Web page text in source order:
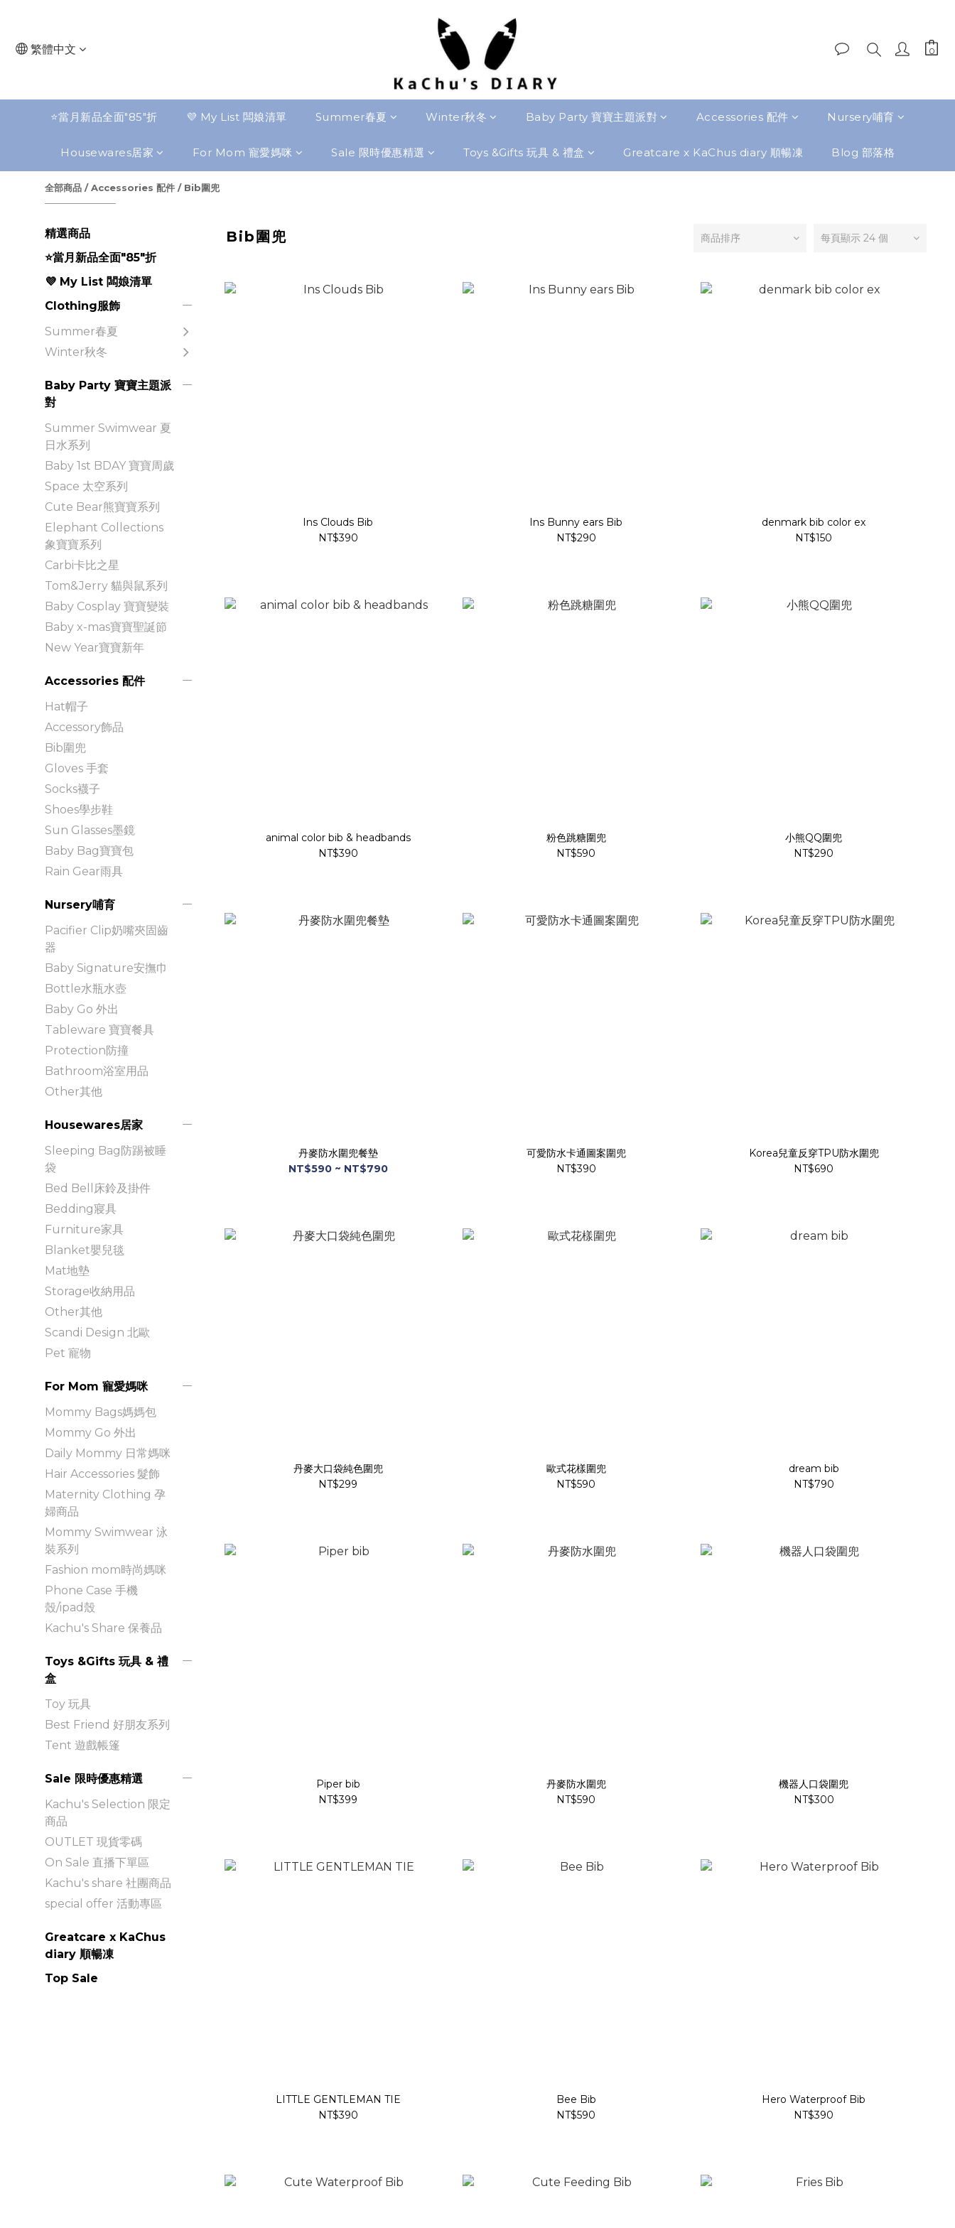
繁體中文
⭐️當月新品全面"85"折 💜 My List 闆娘清單 Summer春夏 Winter秋冬 Baby Party 寶寶主題派對 Accessories 配件 Nursery哺育
Housewares居家 For Mom 寵愛媽咪 Sale 限時優惠精選 Toys &Gifts 玩具 & 禮盒 Greatcare x KaChus diary 順暢凍 Blog 部落格
全部商品 /Accessories 配件 / Bib圍兜
精選商品
⭐️當月新品全面"85"折
💜 My List 闆娘清單
Clothing服飾
Summer春夏
Winter秋冬
Baby Party 寶寶主題派
對
Summer Swimwear 夏
日水系列
Baby 1st BDAY 寶寶周歲
Space 太空系列
Cute Bear熊寶寶系列
Elephant Collections
象寶寶系列
Carbi卡比之星
Tom&Jerry 貓與鼠系列
Baby Cosplay 寶寶變裝
Baby x-mas寶寶聖誕節
New Year寶寶新年
Accessories 配件
Hat帽子
Accessory飾品
Bib圍兜
Gloves 手套
Socks襪子
Shoes學步鞋
Sun Glasses墨鏡
Baby Bag寶寶包
Rain Gear雨具
Nursery哺育
Pacifier Clip奶嘴夾固齒
器
Baby Signature安撫巾
Bottle水瓶水壺
Baby Go 外出
Tableware 寶寶餐具
Protection防撞
Bathroom浴室用品
Other其他
Housewares居家
Sleeping Bag防踢被睡
袋
Bed Bell床鈴及掛件
Bedding寢具
Furniture家具
Blanket嬰兒毯
Mat地墊
Storage收納用品
Other其他
Scandi Design 北歐
Pet 寵物
For Mom 寵愛媽咪
Mommy Bags媽媽包
Mommy Go 外出
Daily Mommy 日常媽咪
Hair Accessories 髮飾
Maternity Clothing 孕
婦商品
Mommy Swimwear 泳
裝系列
Fashion mom時尚媽咪
Phone Case 手機
殼/ipad殼
Kachu's Share 保養品
Toys &Gifts 玩具 & 禮
盒
Toy 玩具
Best Friend 好朋友系列
Tent 遊戲帳篷
Sale 限時優惠精選
Kachu's Selection 限定
商品
OUTLET 現貨零碼
On Sale 直播下單區
Kachu's share 社團商品
special offer 活動專區
Greatcare x KaChus
diary 順暢凍
Top Sale
Bib圍兜 商品排序 每頁顯示 24 個
Ins Clouds Bib
NT$390
Ins Bunny ears Bib
NT$290
denmark bib color ex
NT$150
animal color bib & headbands
NT$390
粉色跳糖圍兜
NT$590
小熊QQ圍兜
NT$290
丹麥防水圍兜餐墊
NT$590 ~ NT$790
可愛防水卡通圖案圍兜
NT$390
Korea兒童反穿TPU防水圍兜
NT$690
丹麥大口袋純色圍兜
NT$299
歐式花樣圍兜
NT$590
dream bib
NT$790
Piper bib
NT$399
丹麥防水圍兜
NT$590
機器人口袋圍兜
NT$300
LITTLE GENTLEMAN TIE
NT$390
Bee Bib
NT$590
Hero Waterproof Bib
NT$390